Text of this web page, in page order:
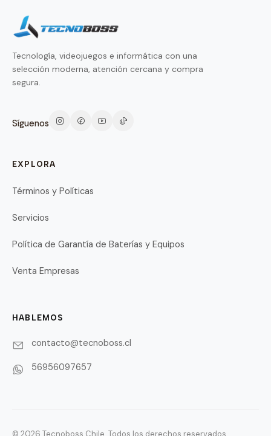
Tecnología, videojuegos e informática con una
selección moderna, atención cercana y compra
segura.
Síguenos
EXPLORA
Términos y Políticas
Servicios
Política de Garantía de Baterías y Equipos
Venta Empresas
HABLEMOS
contacto@tecnoboss.cl
56956097657